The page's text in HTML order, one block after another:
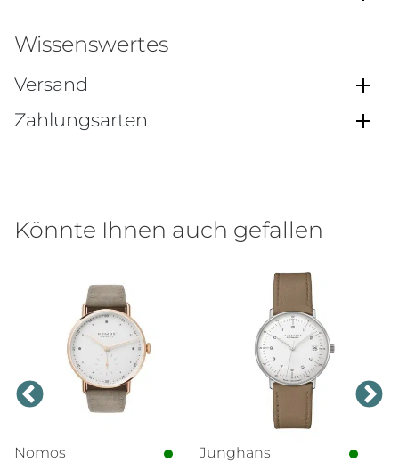
Wissenswertes
Versand
Zahlungsarten
Könnte Ihnen auch gefallen
Nomos
Junghans